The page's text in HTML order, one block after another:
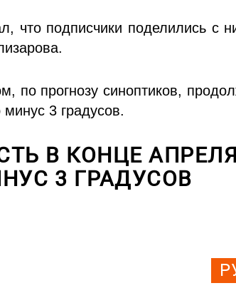
что подписчики поделились с
по прогнозу синоптиков,
3 градусов.
В КОНЦЕ АПРЕЛЯ
3 ГРАДУСОВ